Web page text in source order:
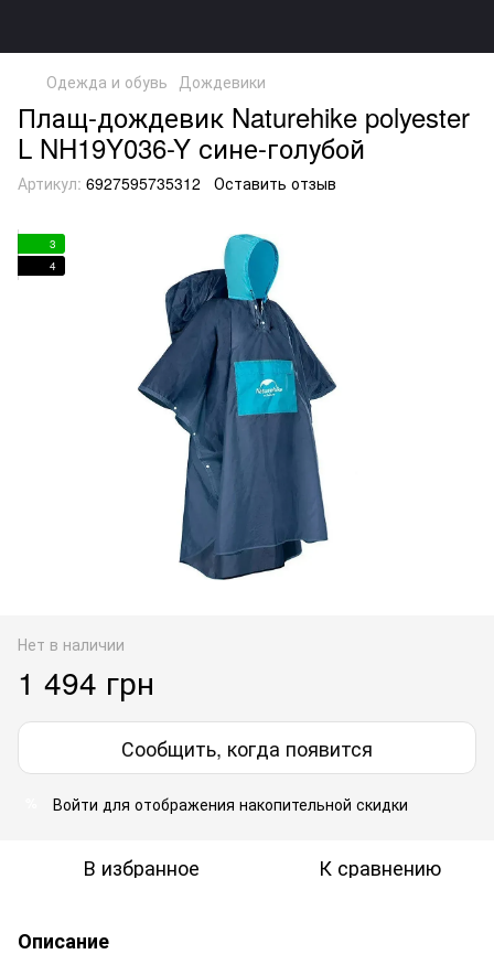
Одежда и обувь Дождевики
Плащ-дождевик Naturehike polyester
L NH19Y036-Y сине-голубой
Артикул: 6927595735312 Оставить отзыв
3
4
Нет в наличии
1 494 грн
Сообщить, когда появится
Войти для отображения накопительной скидки
В избранное К сравнению
Описание